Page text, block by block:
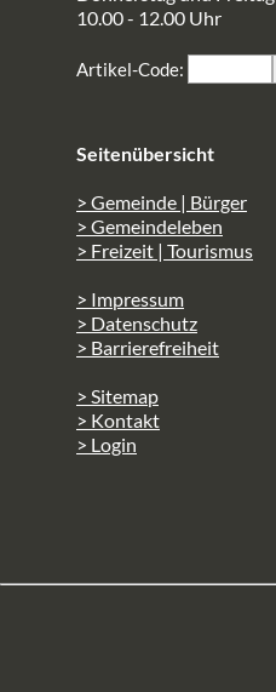
10.00 - 12.00 Uhr
Artikel-Code:
Seitenübersicht
> Gemeinde | Bürger
> Gemeindeleben
> Freizeit | Tourismus
> Impressum
> Datenschutz
> Barrierefreiheit
> Sitemap
> Kontakt
> Login